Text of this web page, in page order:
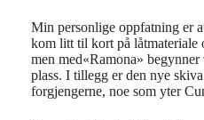
Min personlige oppfatning er
kom litt til kort på låtmateriale
men med«Ramona»
plass. I tillegg er den nye
forgjengerne, noe som yter